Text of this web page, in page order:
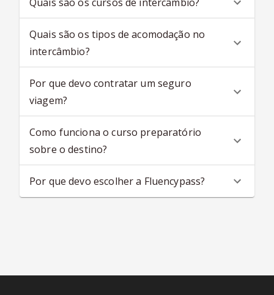
Quais são os tipos de acomodação no
intercâmbio?
Por que devo contratar um seguro
viagem?
Como funciona o curso preparatório
sobre o destino?
Por que devo escolher a Fluencypass?